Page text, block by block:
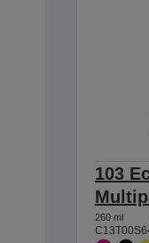
103
260 ml